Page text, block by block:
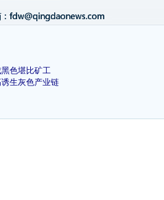
色堪比矿工
生灰色产业链